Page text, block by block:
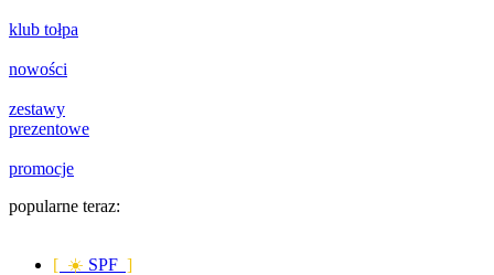
klub tołpa
nowości
zestawy
prezentowe
promocje
popularne teraz:
[ ☀️ SPF ]